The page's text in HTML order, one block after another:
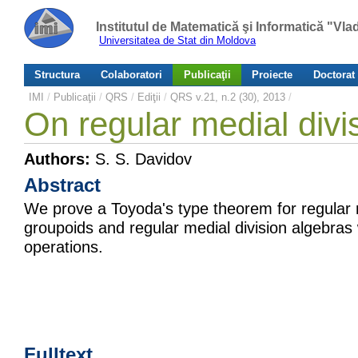
Institutul de Matematică şi Informatică
Universitatea de Stat din Moldova
Structura Colaboratori Publicaţii Proiecte
Doctorat
IMI / Publicaţii / QRS / Ediţii / QRS v.21, n.2 (30), 2013 /
On regular medial
Authors: S. S. Davidov
Abstract
We prove a Toyoda's type theorem for regular
groupoids and regular medial division
operations.